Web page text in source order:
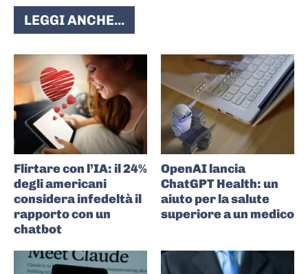
LEGGI ANCHE...
Flirtare con l’IA: il 24%
degli americani
considera infedeltà il
rapporto con un
chatbot
OpenAI lancia
ChatGPT Health: un
aiuto per la salute
superiore a un medico